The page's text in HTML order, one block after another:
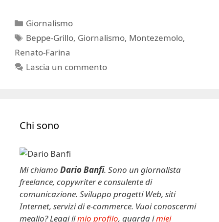
Categorie
Giornalismo
Tag
Beppe-Grillo, Giornalismo, Montezemolo,
Renato-Farina
Lascia un commento
Chi sono
Mi chiamo Dario Banfi. Sono un giornalista
freelance, copywriter e consulente di
comunicazione. Sviluppo progetti Web, siti
Internet, servizi di e-commerce. Vuoi conoscermi
meglio? Leggi ilmio profilo, guarda imiei